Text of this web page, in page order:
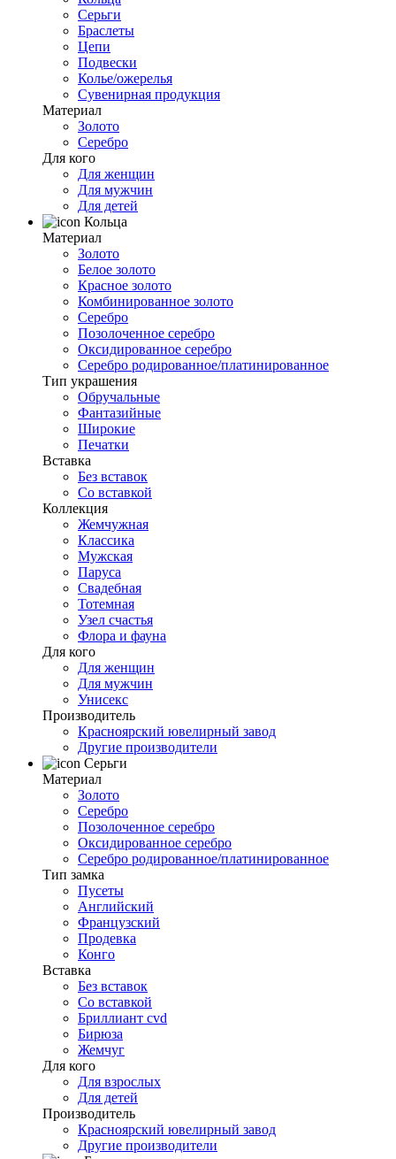
Серьги
Браслеты
Цепи
Подвески
Колье/ожерелья
Сувенирная продукция
Материал
Золото
Серебро
Для кого
Для женщин
Для мужчин
Для детей
Кольца
Материал
Золото
Белое золото
Красное золото
Комбинированное золото
Серебро
Позолоченное серебро
Оксидированное серебро
Серебро родированное/платинированное
Тип украшения
Обручальные
Фантазийные
Широкие
Печатки
Вставка
Без вставок
Со вставкой
Коллекция
Жемчужная
Классика
Мужская
Паруса
Свадебная
Тотемная
Узел счастья
Флора и фауна
Для кого
Для женщин
Для мужчин
Унисекс
Производитель
Красноярский ювелирный завод
Другие производители
Серьги
Материал
Золото
Серебро
Позолоченное серебро
Оксидированное серебро
Серебро родированное/платинированное
Тип замка
Пусеты
Английский
Французский
Продевка
Конго
Вставка
Без вставок
Со вставкой
Бриллиант cvd
Бирюза
Жемчуг
Для кого
Для взрослых
Для детей
Производитель
Красноярский ювелирный завод
Другие производители